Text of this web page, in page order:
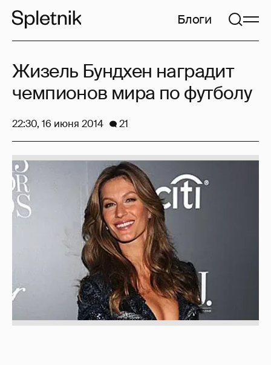
Блоги
Жизель Бундхен наградит
чемпионов мира по футболу
22:30, 16 июня 2014 21